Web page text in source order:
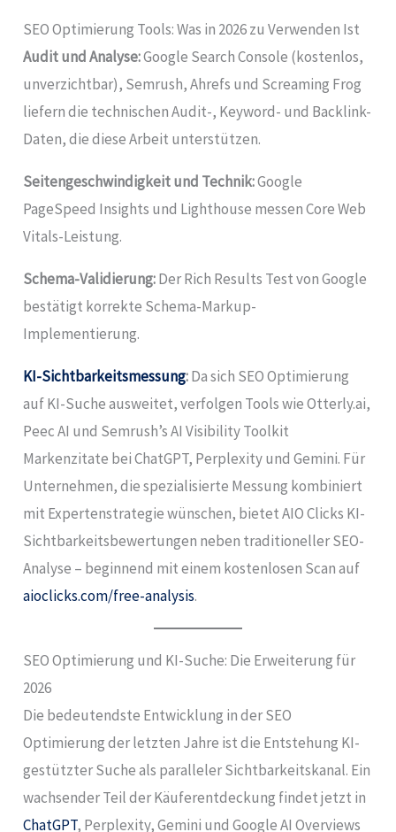
SEO Optimierung Tools: Was in 2026 zu Verwenden Ist
Audit und Analyse:Google Search Console (kostenlos,
unverzichtbar), Semrush, Ahrefs und Screaming Frog
liefern die technischen Audit-, Keyword- und Backlink-
Daten, die diese Arbeit unterstützen.
Seitengeschwindigkeit und Technik:Google
PageSpeed Insights und Lighthouse messen Core Web
Vitals-Leistung.
Schema-Validierung:Der Rich Results Test von Google
bestätigt korrekte Schema-Markup-
Implementierung.
KI-Sichtbarkeitsmessung:Da sich SEO Optimierung
auf KI-Suche ausweitet, verfolgen Tools wie Otterly.ai,
Peec AI und Semrush’s AI Visibility Toolkit
Markenzitate bei ChatGPT, Perplexity und Gemini. Für
Unternehmen, die spezialisierte Messung kombiniert
mit Expertenstrategie wünschen, bietet AIO Clicks KI-
Sichtbarkeitsbewertungen neben traditioneller SEO-
Analyse – beginnend mit einem kostenlosen Scan auf
aioclicks.com/free-analysis.
SEO Optimierung und KI-Suche: Die Erweiterung für
2026
Die bedeutendste Entwicklung in der SEO
Optimierung der letzten Jahre ist die Entstehung KI-
gestützter Suche als paralleler Sichtbarkeitskanal. Ein
wachsender Teil der Käuferentdeckung findet jetzt in
ChatGPT, Perplexity, Gemini und Google AI Overviews